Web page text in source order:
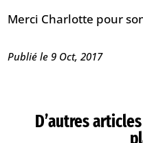
Merci Charlotte pour
Publié le 9 Oct, 2017
D’autres